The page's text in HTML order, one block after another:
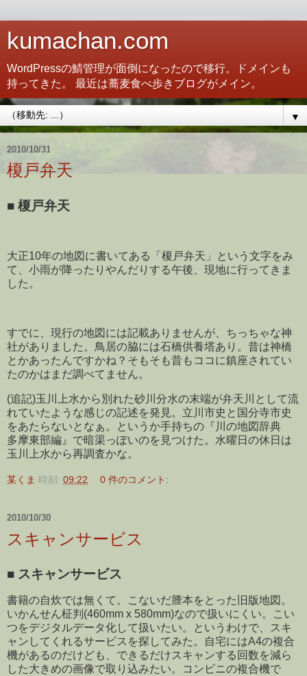
kumachan.com
WordPressの鯖管理が面倒になったので移行。ドメインも
持ってきた。 最近は蕎麦食べ歩きブログがメイン。
▼
2010/10/31
榎戸弁天
■ 榎戸弁天
大正10年の地図に書いてある「榎戸弁天」という文字をみ
て、小雨が降ったりやんだりする午後、現地に行ってきま
した。
すでに、現行の地図には記載ありませんが、ちっちゃな神
社がありました。鳥居の脇には石橋供養塔あり。昔は神橋
とかあったんですかね？そもそも昔もココに鎮座されてい
たのかはまだ調べてません。
(追記)玉川上水から別れた砂川分水の末端が弁天川として流
れていたような感じの記述を発見。立川市史と国分寺市史
をあたらないとなぁ。というか手持ちの『川の地図辞典
多摩東部編』で暗渠っぽいのを見つけた。水曜日の休日は
玉川上水から再調査かな。
某くま 時刻: 09:22 0 件のコメント:
2010/10/30
スキャンサービス
■ スキャンサービス
書籍の自炊では無くて。こないだ謄本をとった旧版地図。
いかんせん柾判(460mm x 580mm)なので扱いにくい。こい
つをデジタルデータ化して扱いたい。というわけで、スキ
ャンしてくれるサービスを探してみた。自宅にはA4の複合
機があるのだけども、できるだけスキャンする回数を減ら
した大きめの画像で取り込みたい。コンビニの複合機で